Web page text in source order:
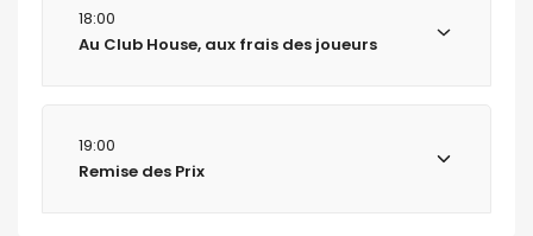
18:00
Au Club House, aux frais des joueurs
19:00
Remise des Prix